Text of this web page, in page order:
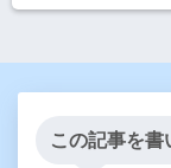
この記事を書